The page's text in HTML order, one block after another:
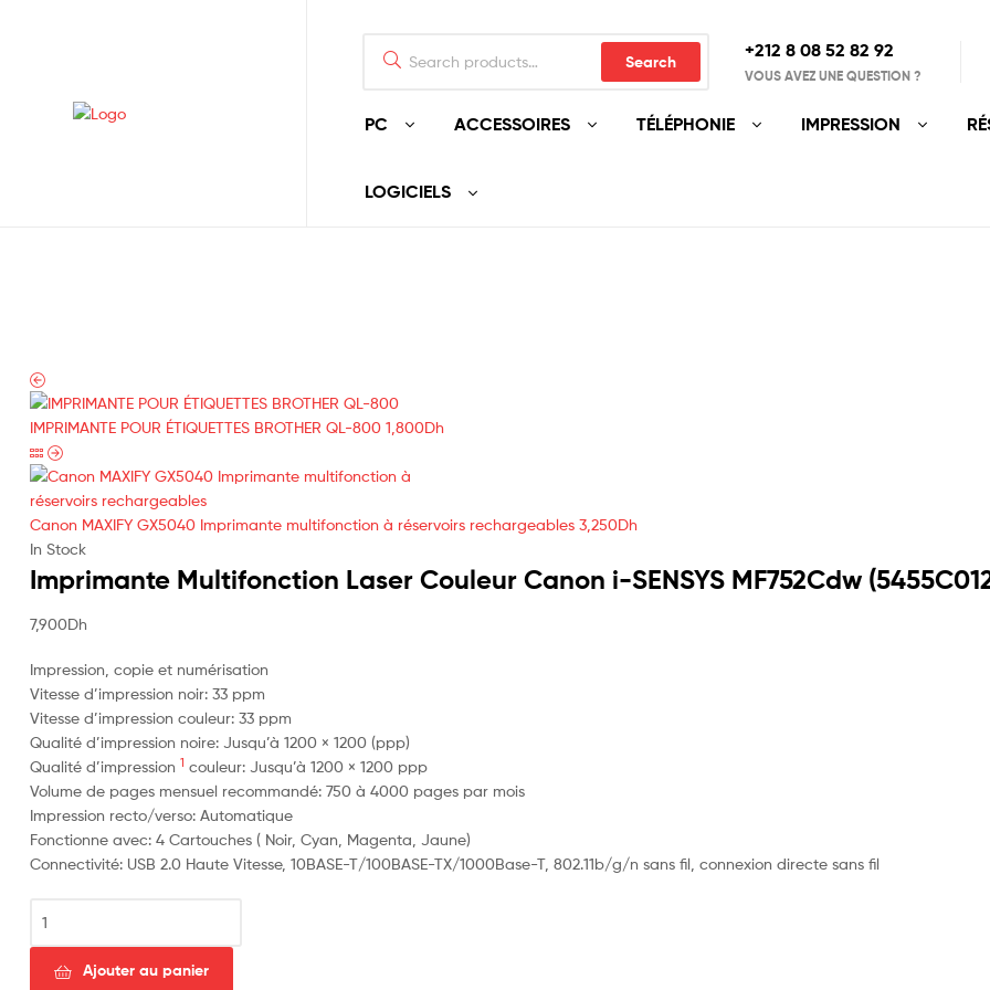
Search
+212 8 08 52 82 92‬
VOUS AVEZ UNE QUESTION ?
PC ACCESSOIRES TÉLÉPHONIE IMPRESSION
LOGICIELS
IMPRIMANTE POUR ÉTIQUETTES BROTHER QL-800 1,800Dh
Canon MAXIFY GX5040 Imprimante multifonction à réservoirs rechargeables 3,250Dh
In Stock
Imprimante Multifonction Laser Couleur Canon i-SENSYS MF752Cdw
7,900Dh
Impression, copie et numérisation
Vitesse d’impression noir: 33 ppm
Vitesse d’impression couleur: 33 ppm
Qualité d’impression noire: Jusqu’à 1200 × 1200 (ppp)
Qualité d’impression 1 couleur: Jusqu’à 1200 × 1200 ppp
Volume de pages mensuel recommandé: 750 à 4000 pages par mois
Impression recto/verso: Automatique
Fonctionne avec: 4 Cartouches ( Noir, Cyan, Magenta, Jaune)
Connectivité: USB 2.0 Haute Vitesse, 10BASE-T/100BASE-TX/1000Base-T, 802.11b/g/n sans fil, connexion directe sans fil
Ajouter au panier